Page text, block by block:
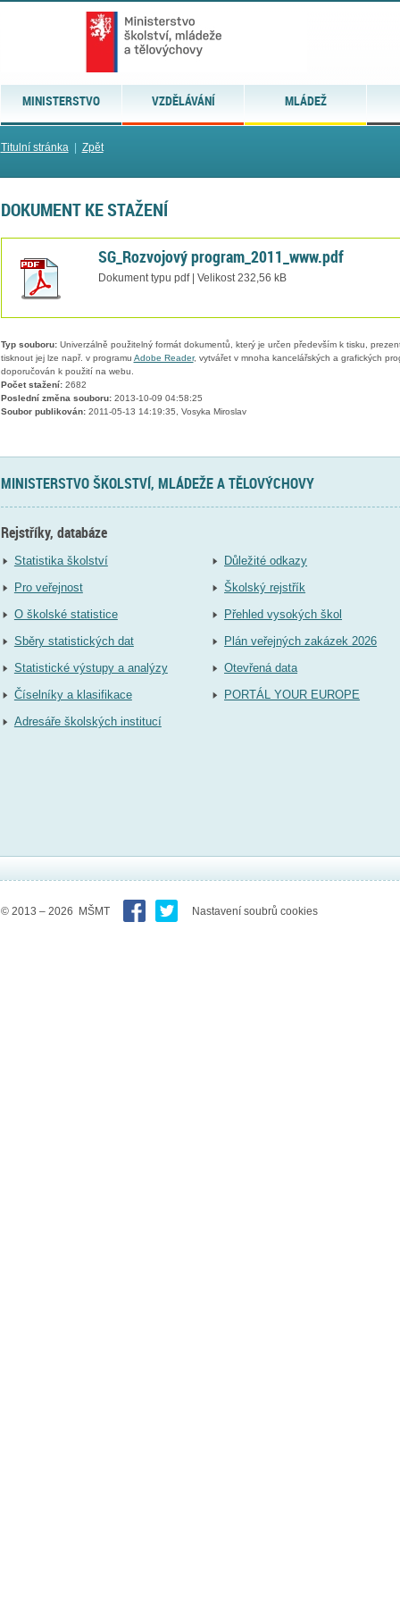
MINISTERSTVO VZDĚLÁVÁNÍ MLÁDEŽ
Titulní stránka| Zpět
DOKUMENT KE STAŽENÍ
SG_Rozvojový program_2011_www.pdf
Dokument typu pdf | Velikost 232,56 kB
Typ souboru:Univerzálně použitelný formát dokumentů, který je určen především k tisku,
tisknout jej lze např. v programu Adobe Reader, vytvářet v mnoha kancelářských a grafických
doporučován k použití na webu.
Počet stažení:2682
Poslední změna souboru:2013-10-09 04:58:25
Soubor publikován:2011-05-13 14:19:35, Vosyka Miroslav
MINISTERSTVO ŠKOLSTVÍ, MLÁDEŽE A TĚLOVÝCHOVY
Rejstříky, databáze
Statistika školství
Pro veřejnost
O školské statistice
Sběry statistických dat
Statistické výstupy a analýzy
Číselníky a klasifikace
Adresáře školských institucí
Důležité odkazy
Školský rejstřík
Přehled vysokých škol
Plán veřejných zakázek 2026
Otevřená data
PORTÁL YOUR EUROPE
© 2013 – 2026 MŠMT Nastavení soubrů cookies